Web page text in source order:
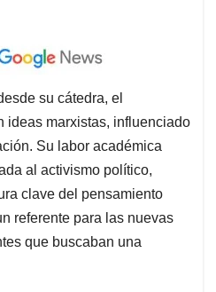
su cátedra, el
ideas marxistas, influenciado
Su labor académica
al activismo político,
clave del pensamiento
referente para las nuevas
que buscaban una